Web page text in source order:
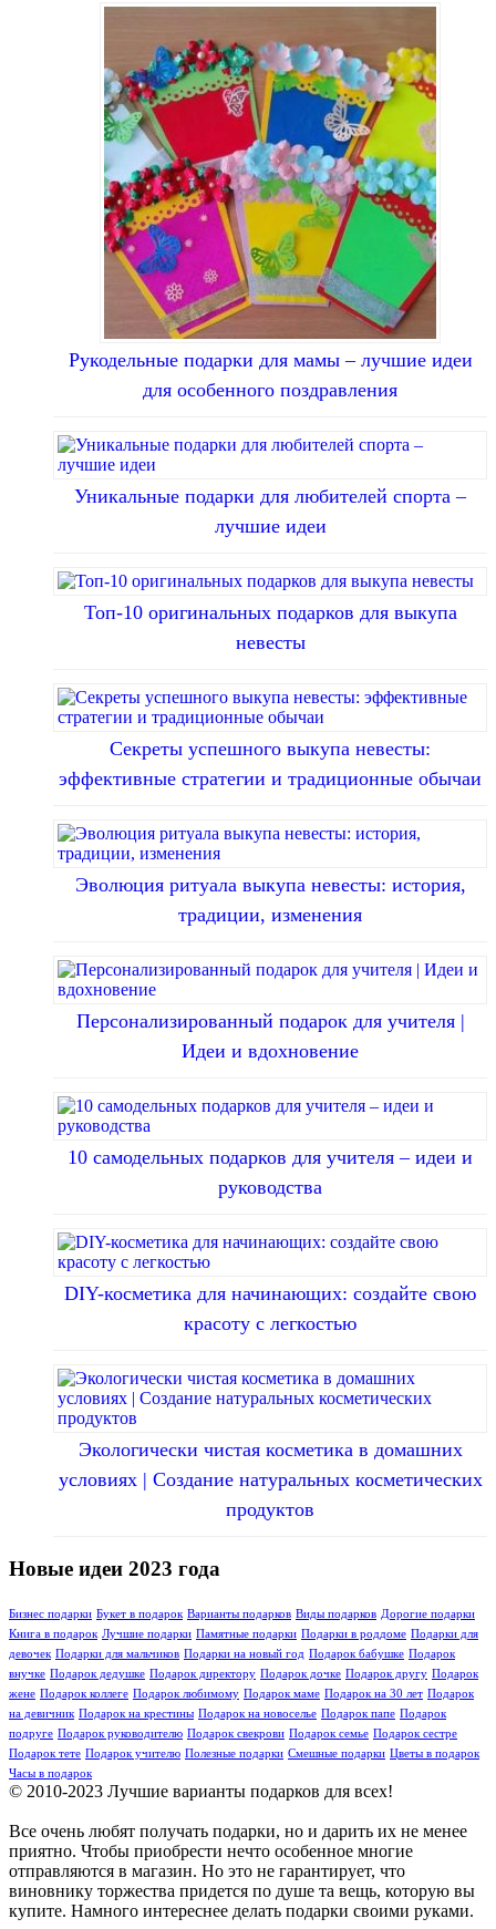
Рукодельные подарки для мамы – лучшие идеи
для особенного поздравления
Уникальные подарки для любителей спорта –
лучшие идеи
Топ-10 оригинальных подарков для выкупа
невесты
Секреты успешного выкупа невесты:
эффективные стратегии и традиционные обычаи
Эволюция ритуала выкупа невесты: история,
традиции, изменения
Персонализированный подарок для учителя |
Идеи и вдохновение
10 самодельных подарков для учителя – идеи и
руководства
DIY-косметика для начинающих: создайте свою
красоту с легкостью
Экологически чистая косметика в домашних
условиях | Создание натуральных косметических
продуктов
Новые идеи 2023 года
Бизнес подарки Букет в подарок Варианты подарков Виды подарков Дорогие подарки
Книга в подарок Лучшие подарки Памятные подарки Подарки в роддоме Подарки для
девочек Подарки для мальчиков Подарки на новый год Подарок бабушке Подарок
внучке Подарок дедушке Подарок директору Подарок дочке Подарок другу Подарок
жене Подарок коллеге Подарок любимому Подарок маме Подарок на 30 лет Подарок
на девичник Подарок на крестины Подарок на новоселье Подарок папе Подарок
подруге Подарок руководителю Подарок свекрови Подарок семье Подарок сестре
Подарок тете Подарок учителю Полезные подарки Смешные подарки Цветы в подарок
Часы в подарок
© 2010-2023 Лучшие варианты подарков для всех!
Все очень любят получать подарки, но и дарить их не менее
приятно. Чтобы приобрести нечто особенное многие
отправляются в магазин. Но это не гарантирует, что
виновнику торжества придется по душе та вещь, которую вы
купите. Намного интереснее делать подарки своими руками.